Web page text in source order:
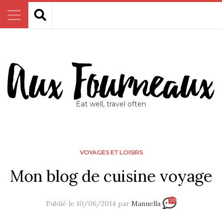
Eat well, travel often
VOYAGES ET LOISIRS
Mon blog de cuisine voyage
Publié le 10/06/2014 par Manuella 30